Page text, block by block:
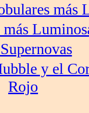
más
más
y el
Rojo